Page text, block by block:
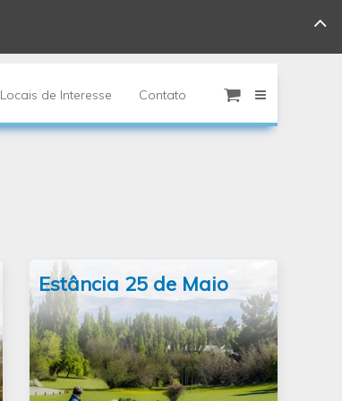
Locais de Interesse Contato
Estância 25 de Maio
A visita a Estância 25 de Mayo é
uma excursão ideal para relaxar e
apreciar a paisagem patagônica a
poucos quarteirões do centro de El